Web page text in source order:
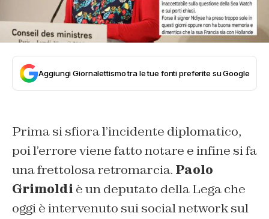
Aggiungi Giornalettismo tra le tue fonti preferite su Google
Prima si sfiora l’incidente diplomatico,
poi l’errore viene fatto notare e infine si fa
una frettolosa retromarcia. Paolo
Grimoldi è un deputato della Lega che
oggi è intervenuto sui social network sul